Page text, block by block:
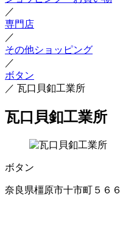
／
専門店
／
その他ショッピング
／
ボタン
／ 瓦口貝釦工業所
瓦口貝釦工業所
ボタン
奈良県橿原市十市町５６６